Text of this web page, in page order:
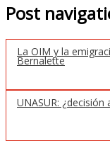
Post
La OIM y la
Bernalette
UNASUR: